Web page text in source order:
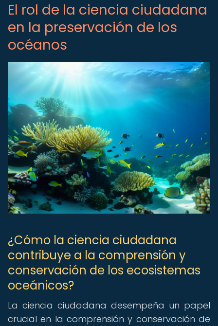
El rol de la ciencia ciudadana
en la preservación de los
océanos
¿Cómo la ciencia ciudadana
contribuye a la comprensión y
conservación de los ecosistemas
oceánicos?
La ciencia ciudadana desempeña un papel
crucial en la comprensión y conservación de